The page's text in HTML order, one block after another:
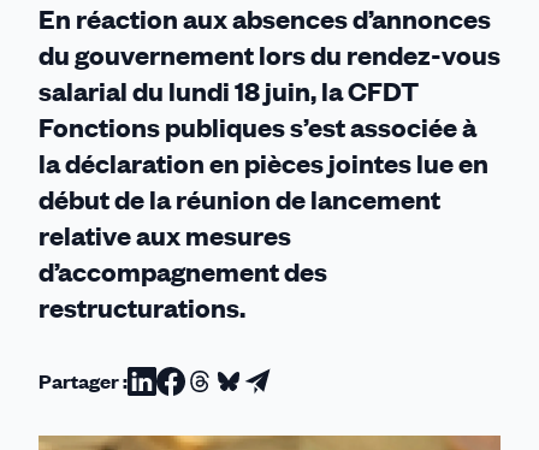
En réaction aux absences d’annonces
du gouvernement lors du rendez-vous
salarial du lundi 18 juin, la CFDT
Fonctions publiques s’est associée à
la déclaration en pièces jointes lue en
début de la réunion de lancement
relative aux mesures
d’accompagnement des
restructurations.
Partager :Partager
sur
Partager
sur
Partager
sur
Partager
sur
Partager
par